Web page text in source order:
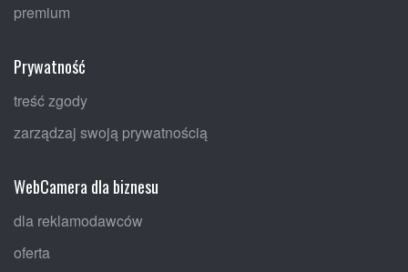
premium
Prywatność
treść zgody
zarządzaj swoją prywatnością
WebCamera dla biznesu
dla reklamodawców
oferta